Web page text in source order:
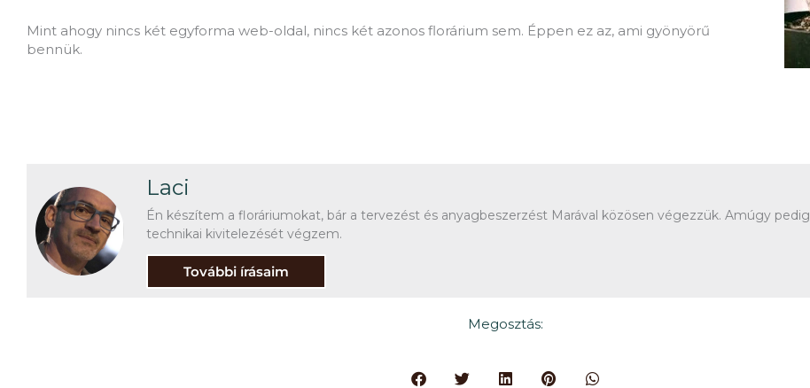
Mint ahogy nincs két egyforma web-oldal, nincs két azonos florárium sem. Éppen ez az, ami gyönyörű
bennük.
Laci
Én készítem a floráriumokat, bár a tervezést és anyagbeszerzést Marával közösen végezzük. Amúgy
technikai kivitelezését végzem.
További írásaim
Megosztás: